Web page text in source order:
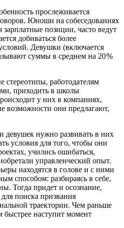
прослеживается
Юноши на собеседованиях
зарплатные позиции, часто ведут
добиваться более
Девушки (включается
суммы в среднем на 20 %
стереотипы, работодателям
приходить в школы
у них в компаниях,
возможности они предлагают,
девушек нужно развивать в них
условия для того, чтобы они
учились ошибаться,
управленческий опыт.
находятся в голове и с ними
способом: разбираясь в себе,
Тогда придет и осознание,
поиска призвания
траектории. Чем раньше
быстрее наступит момент